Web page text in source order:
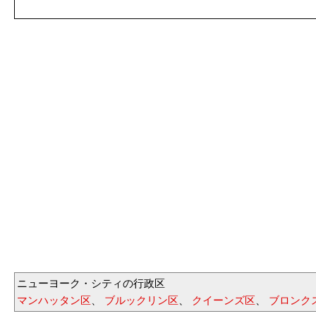
ニューヨーク・シティの行政区
マンハッタン区
ブルックリン区 クイーンズ区 ブロンク